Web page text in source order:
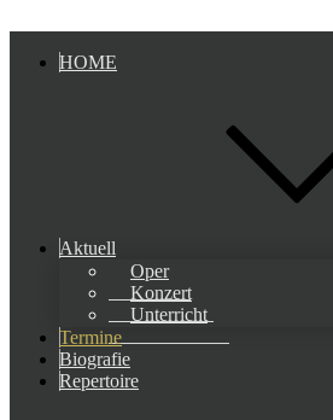
HOME
Aktuell
Oper
Konzert
Unterricht
Termine
Biografie
Repertoire